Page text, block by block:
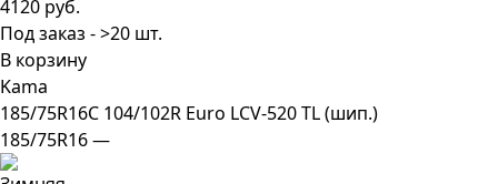
4120 руб.
Под заказ - >20 шт.
В корзину
Kama
185/75R16C 104/102R Euro LCV-520 TL (шип.)
185/75R16 —